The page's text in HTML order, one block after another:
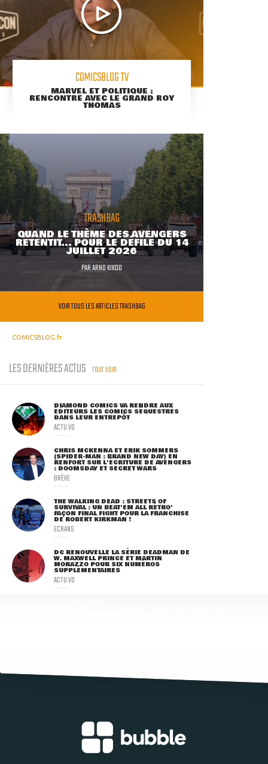
COMICSBLOG TV
MARVEL ET POLITIQUE :
RENCONTRE AVEC LE GRAND ROY
THOMAS
TRASHBAG
QUAND LE THÈME DES AVENGERS
RETENTIT... POUR LE DÉFILÉ DU 14
JUILLET 2026
PARARNO KIKOO
VOIR TOUS LES ARTICLES TRASHBAG
COMICSBLOG.fr
LES DERNIÈRES ACTUS TOUT VOIR
DIAMOND COMICS VA RENDRE AUX
ÉDITEURS LES COMICS SÉQUESTRÉS
DANS LEUR ENTREPÔT
ACTU VO
CHRIS MCKENNA ET ERIK SOMMERS
(SPIDER-MAN : BRAND NEW DAY) EN
RENFORT SUR L'ÉCRITURE DE AVENGERS
: DOOMSDAY ET SECRET WARS
BRÈVE
THE WALKING DEAD : STREETS OF
SURVIVAL : UN BEAT'EM ALL RÉTRO'
FAÇON FINAL FIGHT POUR LA FRANCHISE
DE ROBERT KIRKMAN !
ECRANS
DC RENOUVELLE LA SÉRIE DEADMAN DE
W. MAXWELL PRINCE ET MARTIN
MORAZZO POUR SIX NUMÉROS
SUPPLÉMENTAIRES
ACTU VO